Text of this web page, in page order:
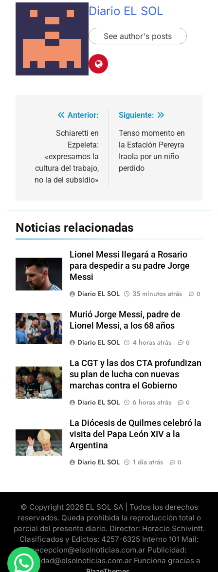
Diario EL SOL
See author's posts
Navegación
entradas
Anterior:
Schiaretti en
Ezpeleta:
«expresamos la
cultura del trabajo,
no la del subsidio»
Siguiente:
Tenso momento en
la Estación Pereyra
Iraola por un niño
perdido
Noticias relacionadas
Lionel Messi llegará a Rosario
para despedir a su padre Jorge
Messi
Diario EL SOL
35 minutos atrás 0
Murió Jorge Messi, padre de
Lionel Messi, a los 68 años
Diario EL SOL
4 horas atrás 0
La CGT y las dos CTA profundizan
su plan de lucha con nuevas
marchas contra el Gobierno
Diario EL SOL
6 horas atrás 0
La Diócesis de Quilmes celebró la
visita del Papa León XIV a la
Argentina
Diario EL SOL
1 día atrás 0
© Copyright 2026 EL SOL SA | Todos los derechos
reservados. Queda prohibida la reproducción total o
parcial del presente diario. Director: Horacio Schivintt.
Clasificados y Edictos: 4257-6325 Interno 101 Mail:
recepcion@elsolnoticias.com.ar Publicidad:
publicidad@elsolnoticias.com.ar Funciona gracias a